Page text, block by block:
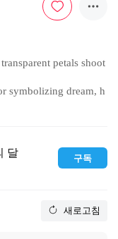
petals shoot
symbolizing dream, h
the color of t
달 구독
새로고침